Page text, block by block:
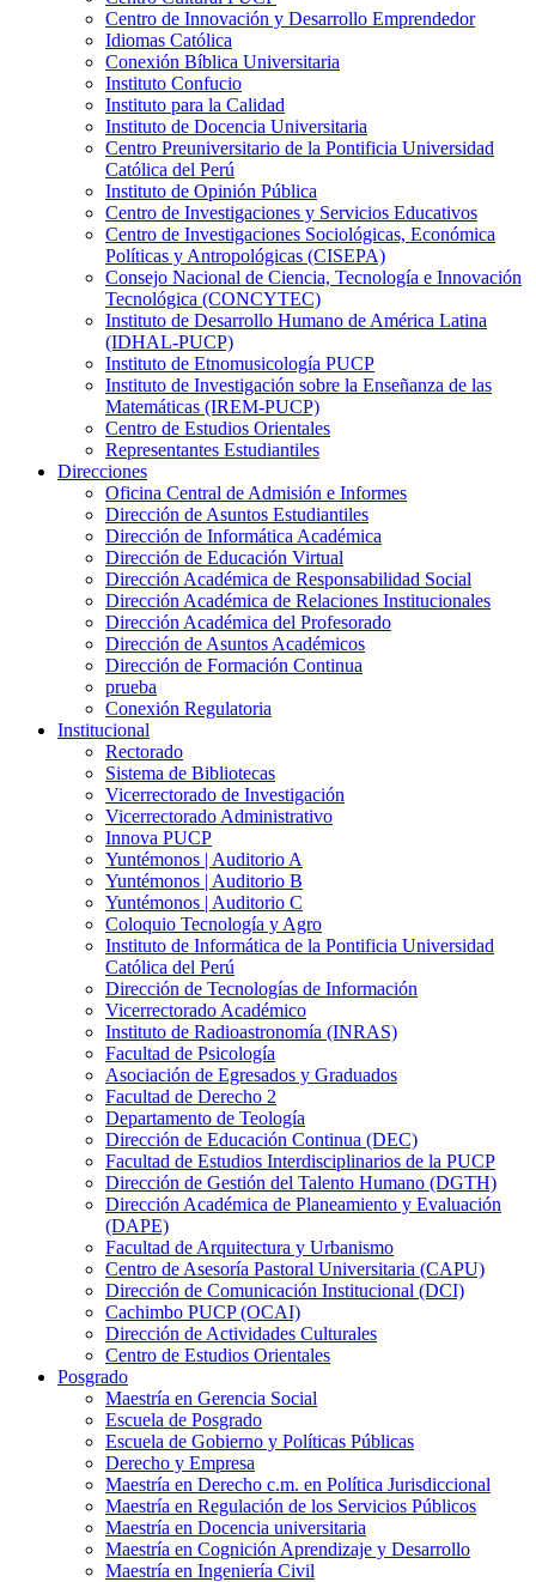
Centro de Innovación y Desarrollo Emprendedor
Idiomas Católica
Conexión Bíblica Universitaria
Instituto Confucio
Instituto para la Calidad
Instituto de Docencia Universitaria
Centro Preuniversitario de la Pontificia Universidad
Católica del Perú
Instituto de Opinión Pública
Centro de Investigaciones y Servicios Educativos
Centro de Investigaciones Sociológicas, Económica
Políticas y Antropológicas (CISEPA)
Consejo Nacional de Ciencia, Tecnología e Innovación
Tecnológica (CONCYTEC)
Instituto de Desarrollo Humano de América Latina
(IDHAL-PUCP)
Instituto de Etnomusicología PUCP
Instituto de Investigación sobre la Enseñanza de las
Matemáticas (IREM-PUCP)
Centro de Estudios Orientales
Representantes Estudiantiles
Direcciones
Oficina Central de Admisión e Informes
Dirección de Asuntos Estudiantiles
Dirección de Informática Académica
Dirección de Educación Virtual
Dirección Académica de Responsabilidad Social
Dirección Académica de Relaciones Institucionales
Dirección Académica del Profesorado
Dirección de Asuntos Académicos
Dirección de Formación Continua
prueba
Conexión Regulatoria
Institucional
Rectorado
Sistema de Bibliotecas
Vicerrectorado de Investigación
Vicerrectorado Administrativo
Innova PUCP
Yuntémonos | Auditorio A
Yuntémonos | Auditorio B
Yuntémonos | Auditorio C
Coloquio Tecnología y Agro
Instituto de Informática de la Pontificia Universidad
Católica del Perú
Dirección de Tecnologías de Información
Vicerrectorado Académico
Instituto de Radioastronomía (INRAS)
Facultad de Psicología
Asociación de Egresados y Graduados
Facultad de Derecho 2
Departamento de Teología
Dirección de Educación Continua (DEC)
Facultad de Estudios Interdisciplinarios de la PUCP
Dirección de Gestión del Talento Humano (DGTH)
Dirección Académica de Planeamiento y Evaluación
(DAPE)
Facultad de Arquitectura y Urbanismo
Centro de Asesoría Pastoral Universitaria (CAPU)
Dirección de Comunicación Institucional (DCI)
Cachimbo PUCP (OCAI)
Dirección de Actividades Culturales
Centro de Estudios Orientales
Posgrado
Maestría en Gerencia Social
Escuela de Posgrado
Escuela de Gobierno y Políticas Públicas
Derecho y Empresa
Maestría en Derecho c.m. en Política Jurisdiccional
Maestría en Regulación de los Servicios Públicos
Maestría en Docencia universitaria
Maestría en Cognición Aprendizaje y Desarrollo
Maestría en Ingeniería Civil